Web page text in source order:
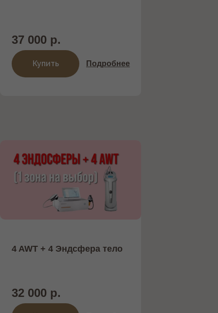
Подробнее
37 000 р.
Купить
32 000 р.
4 AWT + 4 Эндсфера тело
ОБОРУДОВАНИЕ
Работаем только с проверенными и
надежными поставщиками